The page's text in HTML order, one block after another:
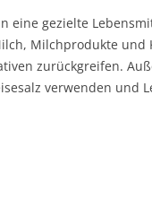
eine gezielte
Milchprodukte und
zurückgreifen.
verwenden und